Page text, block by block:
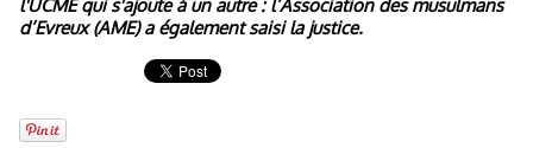
l'UCME qui s'ajoute à un autre : l’Association des musulmans
d’Evreux (AME) a également saisi la justice.